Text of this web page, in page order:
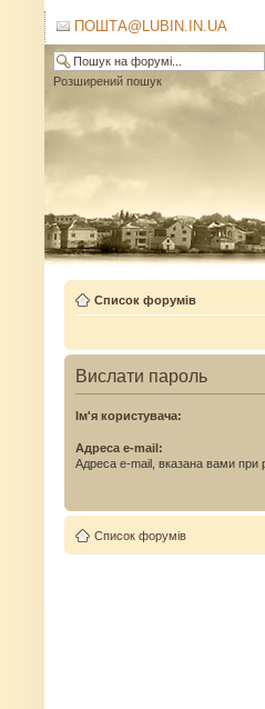
ПОШТА@LUBIN.IN.UA
Розширений пошук
Список форумів
Вислати пароль
Ім'я користувача:
Адреса e-mail:
Адреса e-mail, вказана вами при
Список форумів